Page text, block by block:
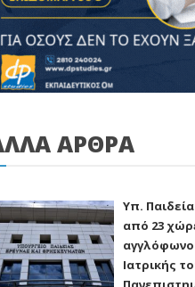
ΑΡΘΡΑ
Υπ.
από 23
Ιατρικής